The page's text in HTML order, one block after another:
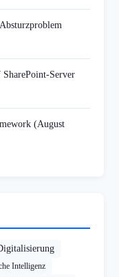
Server
(August
Intelligenz